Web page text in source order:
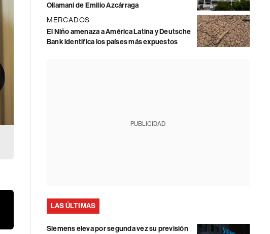
Ollamani de Emilio Azcárraga
MERCADOS
El Niño amenaza a América Latina y Deutsche
Bank identifica los países más expuestos
PUBLICIDAD
LAS ÚLTIMAS
Siemens eleva por segunda vez su previsión